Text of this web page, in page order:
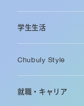
学生生活
Chubuly Style
就職・キャリア